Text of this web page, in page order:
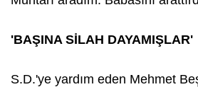
'BAŞINA SİLAH DAYAMIŞLAR'
S.D.'ye yardım eden Mehmet